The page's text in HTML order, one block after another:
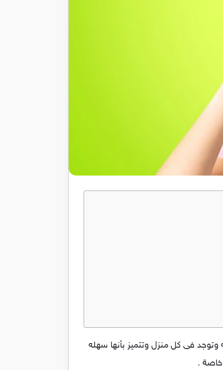
سهله وتوجد فى كل منزل وتتميز بأنها سهله
خاصة .